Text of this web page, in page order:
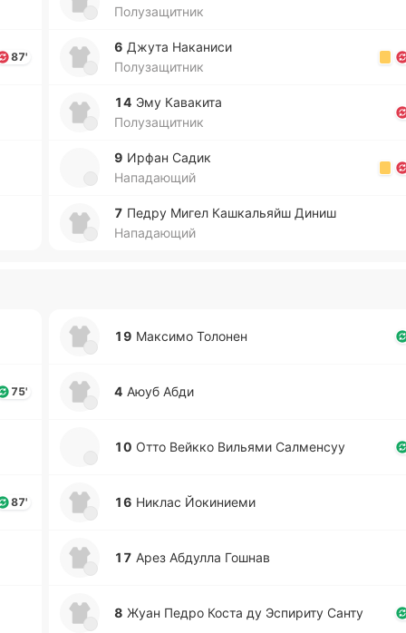
87'
Полузащитник
6 Джута На­ка­ни­си
Полузащитник
14 Эму Ка­ва­ки­та
Полузащитник
9 Ирфан Садик
Нападающий
7 Педру Мигел Ка­шка­льяйш Диниш
Нападающий
75'
87'
19 Ма­кси­мо То­ло­нен
4 Аюуб Абди
10 Отто Вейкко Ви­лья­ми Са­лме­нсуу
16 Никлас Йо­ки­ние­ми
17 Арез Абду­лла Гошнав
8 Жуан Педро Коста ду Эспи­ри­ту Санту